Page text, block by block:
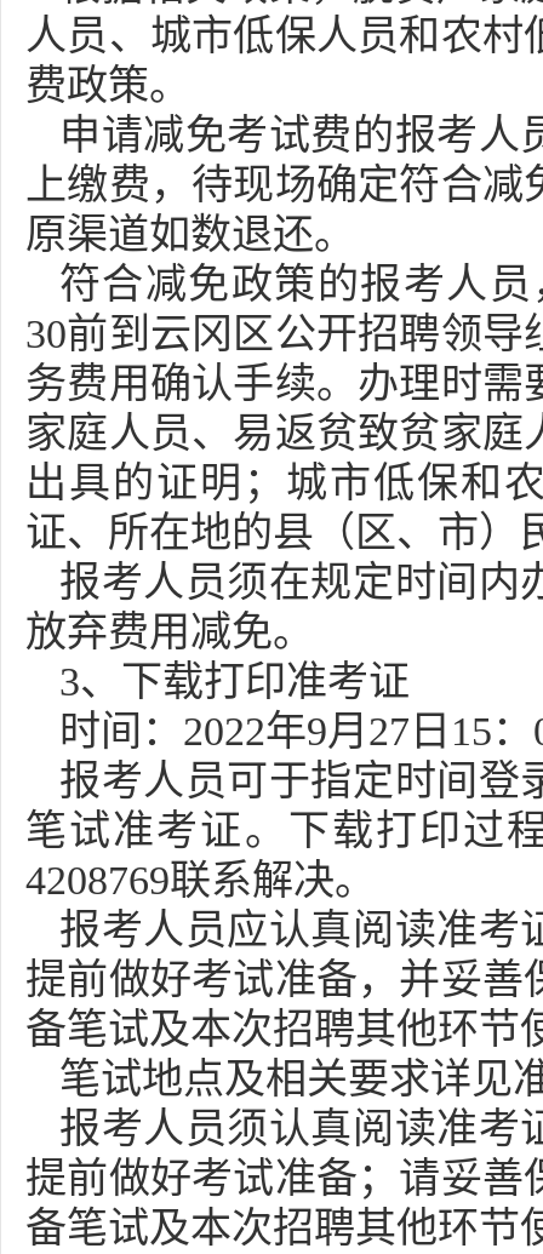
人员、城市低保人员和农
费政策。
申请减免考试费的报考人
上缴费，待现场确定符合
原渠道如数退还。
符合减免政策的报考人员
30前到云冈区公开招聘领
务费用确认手续。办理时
家庭人员、易返贫致贫家
出具的证明；城市低保和
证、所在地的县（区、市）
报考人员须在规定时间内
放弃费用减免。
3、下载打印准考证
时间：2022年9月27日15
报考人员可于指定时间登
笔试准考证。下载打印过
4208769联系解决。
报考人员应认真阅读准考
提前做好考试准备，并妥
备笔试及本次招聘其他环节
笔试地点及相关要求详见
报考人员须认真阅读准考
提前做好考试准备；请妥
备笔试及本次招聘其他环节